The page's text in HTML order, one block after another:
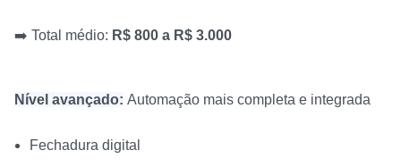
➡️ Total médio: R$ 800 a R$ 3.000
Nível avançado: Automação mais completa e integrada
Fechadura digital